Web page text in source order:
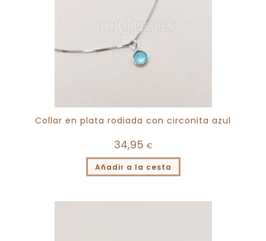
Collar en plata rodiada con circonita azul
34,95 €
Añadir a la cesta